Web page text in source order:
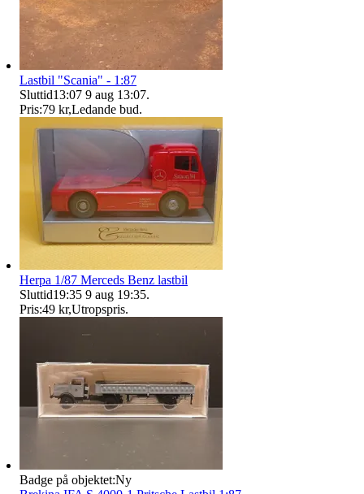
Lastbil "Scania" - 1:87
Sluttid13:07 9 aug 13:07.
Pris:79 kr,Ledande bud.
Herpa 1/87 Merceds Benz lastbil
Sluttid19:35 9 aug 19:35.
Pris:49 kr,Utropspris.
Badge på objektet:Ny